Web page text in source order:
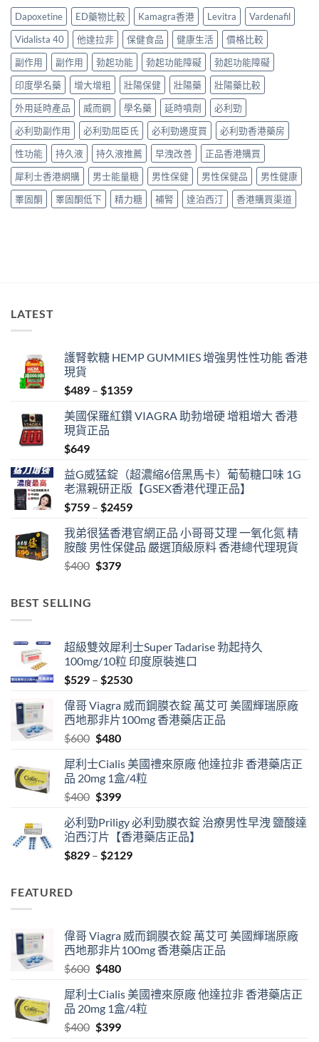
與
選
購
指
南〉
安
全
服
用
南〉
中
正
貨
購
買
南〉
中
用
家
實
用
心
得
與
購
買
建
議〉
中
食
最
有
效？
2026
香
港
用
家
必
讀
用
用
量
完
Dapoxetine ED藥物比較 Kamagra香港 Levitra
Vardenafil
Vidalista 40
他達拉非 保健食品 健康生活
價格比較
副作用
副作用 勃起功能 勃起功能障礙
勃起功能障礙
印度學名藥
增大增粗 壯陽保健 壯陽藥
壯陽藥比較
外用延時產品
威而鋼 學名藥 延時噴劑
必利勁
必利勁副作用
必利勁屈臣氏 必利勁邊度買
必利勁香港藥房
性功能
持久液 持久液推薦 早洩改善
正品香港購買
犀利士香港網購
男士能量糖 男性保健 男性保健品
男性健康
睪固酮
睪固酮低下 精力糖 補腎 達泊西汀 香港購買渠道
LATEST
護腎軟糖 HEMP GUMMIES 增強男性性功能 香港
現貨
$489 – $1359Price
$489
美國保羅紅鑽 VIAGRA 助勃增硬 增粗增大 香港
現貨正品
$649
益G威猛錠（超濃縮6倍黑馬卡）葡萄糖口味 1G
老濕親研正版【GSEX香港代理正品】
$759 – $2459Price
$759
through
我弟很猛香港官網正品 小哥哥艾理 一氧化氮 精
胺酸 男性保健品 嚴選頂級原料 香港總代理現貨
$400 Original
$379Current
BEST SELLING
超級雙效犀利士Super Tadarise 勃起持久
100mg/10粒 印度原裝進口
$529 – $2530Price
$529
through
偉哥 Viagra 威而鋼膜衣錠 萬艾可 美國輝瑞原廠
西地那非片100mg 香港藥店正品
$600 Original
was:
$600.
$480Current
is:
$480.
犀利士Cialis 美國禮來原廠 他達拉非 香港藥店正
品 20mg 1盒/4粒
$400 Original
was:
$400.
$399Current
is:
$399.
必利勁Priligy 必利勁膜衣錠 治療男性早洩 鹽酸達
泊西汀片【香港藥店正品】
$829 – $2129Price
FEATURED
偉哥 Viagra 威而鋼膜衣錠 萬艾可 美國輝瑞原廠
西地那非片100mg 香港藥店正品
$600 Original
was:
$600.
$480Current
is:
$480.
犀利士Cialis 美國禮來原廠 他達拉非 香港藥店正
品 20mg 1盒/4粒
$400 Original
$399Current